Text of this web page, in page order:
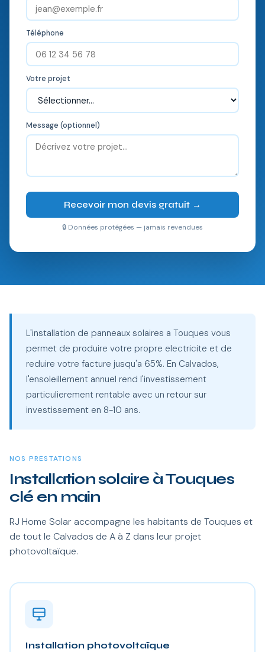
Téléphone
Votre projet
Message (optionnel)
Recevoir mon devis gratuit →
🔒 Données protégées — jamais revendues
L'installation de panneaux solaires a Touques vous
permet de produire votre propre electricite et de
reduire votre facture jusqu'a 65%. En Calvados,
l'ensoleillement annuel rend l'investissement
particulierement rentable avec un retour sur
investissement en 8-10 ans.
NOS PRESTATIONS
Installation solaire à Touques
clé en main
RJ Home Solar accompagne les habitants de Touques et
de tout le Calvados de A à Z dans leur projet
photovoltaïque.
Installation photovoltaïque